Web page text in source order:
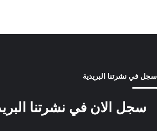
سجل في نشرتنا البريدية
سجل الان في نشرتنا